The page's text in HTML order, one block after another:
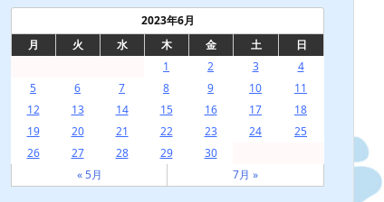
2023年6月
月
火 水 木 金 土
日
1
2 3
4
5
6 7 8 9 10
11
12
13 14 15 16 17
18
19
20 21 22 23 24
25
26
27 28 29
30
« 5月
7月 »